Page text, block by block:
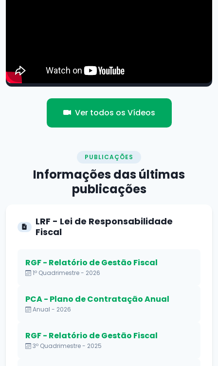
Ver todos os Vídeos
PUBLICAÇÕES
Informações dasúltimas
publicações
LRF - Lei de Responsabilidade
Fiscal
RGF - Relatório de Gestão Fiscal
1º Quadrimestre - 2026
PCA - Plano de Contratação Anual
Anual - 2026
RGF - Relatório de Gestão Fiscal
3º Quadrimestre - 2025